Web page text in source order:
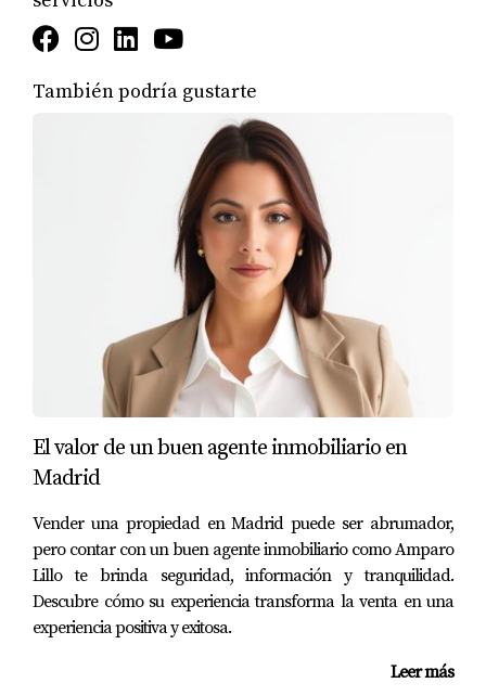
coeficientes aplicados. En términos generales, el
porcentaje del impuesto puede oscilar entre el 5% y el 30%
importante considerar que algunos municipios ofrecen
bonificaciones o reducciones en el pago del impuesto,
especialmente para situaciones específicas como
herencias o donaciones en familia.
“Conocer cuánto se debe pagar por la plusvalía
municipal puede prevenir sorpresas y facilitar la
planificación económica del propietario.”
Para tener una idea más precisa, se recomienda consultar
el catastro y la legislación local, ya que cada ayuntamiento
tiene sus propias normativas y criterios que pueden influir
significativamente en el monto del impuesto.
REFORMAS RECIENTES EN LA
LEGISLACIÓN
Recientemente, la legislación relacionada con la plusvalía
También podría gustarte
El valor de un buen agente inmobiliario en
Madrid
Vender una propiedad en Madrid puede ser abrumador,
pero contar con un buen agente inmobiliario como Amparo
Lillo te brinda seguridad, información y tranquilidad.
Descubre cómo su experiencia transforma la venta en una
experiencia positiva y exitosa.
Leer más